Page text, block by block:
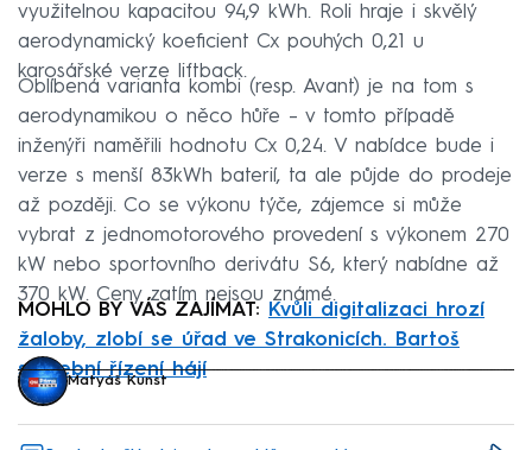
využitelnou kapacitou 94,9 kWh. Roli hraje i skvělý
aerodynamický koeficient Cx pouhých 0,21 u
karosářské verze liftback.
Oblíbená varianta kombi (resp. Avant) je na tom s
aerodynamikou o něco hůře – v tomto případě
inženýři naměřili hodnotu Cx 0,24. V nabídce bude i
verze s menší 83kWh baterií, ta ale půjde do prodeje
až později. Co se výkonu týče, zájemce si může
vybrat z jednomotorového provedení s výkonem 270
kW nebo sportovního derivátu S6, který nabídne až
370 kW. Ceny zatím nejsou známé.
MOHLO BY VÁS ZAJÍMAT:
Kvůli digitalizaci hrozí
žaloby, zlobí se úřad ve Strakonicích. Bartoš
stavební řízení hájí
Matyáš Kunst